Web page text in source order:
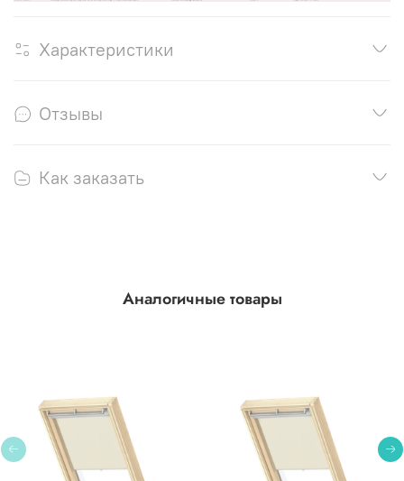
Характеристики
Отзывы
Как заказать
Аналогичные товары